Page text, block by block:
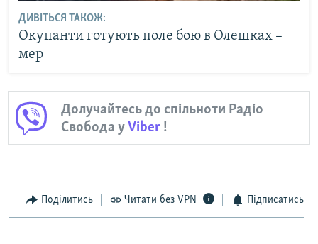
ДИВІТЬСЯ ТАКОЖ:
Окупанти готують поле бою в Олешках –
мер
Долучайтесь до спільноти Радіо
Свобода уViber !
Поділитись Читати без VPN Підписатись